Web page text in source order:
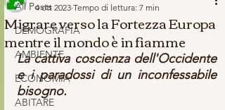
All Posts
DEMOGRAFIA
AMBIENTE
ECONOMIA
ABITARE
Migrare verso la Fortezza Europa
mentre il mondo è in fiamme
4 ott 2023 Tempo di lettura: 7 min
La cattiva coscienza dell'Occidente
e i paradossi di un inconfessabile
bisogno.